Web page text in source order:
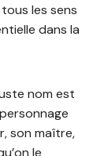
les sens
dans la
nom est
son maître,
le